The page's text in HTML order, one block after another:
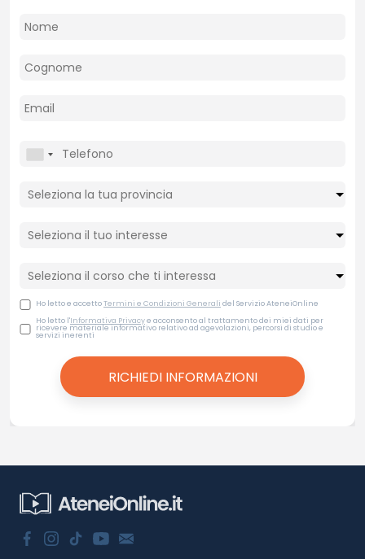
Ho letto e accettoTermini e Condizioni Generali del Servizio AteneiOnline
Ho letto l'Informativa Privacye acconsento al trattamento dei miei dati per
ricevere materiale informativo relativo ad agevolazioni, percorsi di studio e
servizi inerenti